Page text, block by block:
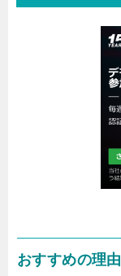
おすすめの理由